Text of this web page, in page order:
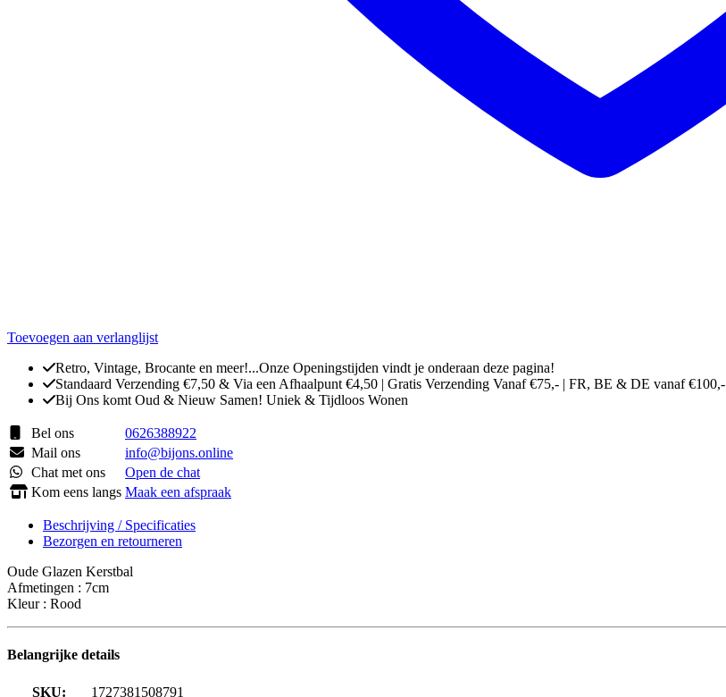
Toevoegen aan verlanglijst
Retro, Vintage, Brocante en meer!...Onze Openingstijden vindt je onderaan deze pagina!
Standaard Verzending €7,50 & Via een Afhaalpunt €4,50 | Gratis Verzending Vanaf €75,- | FR, BE & DE vanaf €100,-
Bij Ons komt Oud & Nieuw Samen! Uniek & Tijdloos Wonen
Bel ons
0626388922
Mail ons
info@bijons.online
Chat met ons
Open de chat
Kom eens langs Maak een afspraak
Beschrijving / Specificaties
Bezorgen en retourneren
Oude Glazen Kerstbal
Afmetingen : 7cm
Kleur : Rood
Belangrijke details
SKU: 1727381508791